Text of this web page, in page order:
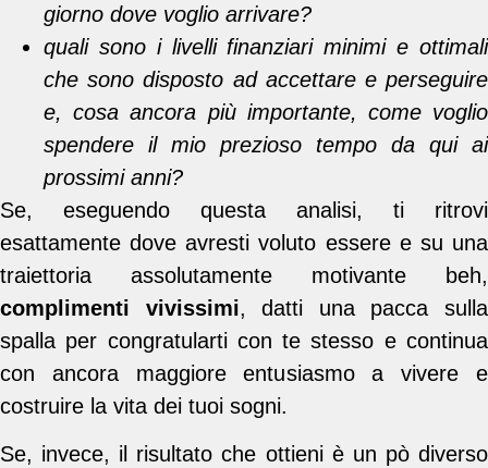
giorno dove voglio arrivare?
quali sono i livelli finanziari minimi e ottimali
che sono disposto ad accettare e perseguire
e, cosa ancora più importante, come voglio
spendere il mio prezioso tempo da qui ai
prossimi anni?
Se, eseguendo questa analisi, ti ritrovi
esattamente dove avresti voluto essere e su una
traiettoria assolutamente motivante beh,
complimenti vivissimi, datti una pacca sulla
spalla per congratularti con te stesso e continua
con ancora maggiore entusiasmo a vivere e
costruire la vita dei tuoi sogni.
Se, invece, il risultato che ottieni è un pò diverso